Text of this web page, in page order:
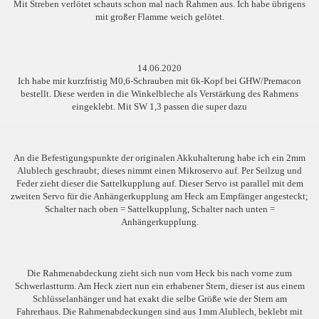
Mit Streben verlötet schauts schon mal nach Rahmen aus. Ich habe übrigens
mit großer Flamme weich gelötet.
14.06.2020
Ich habe mir kurzfristig M0,6-Schrauben mit 6k-Kopf bei GHW/Premacon
bestellt. Diese werden in die Winkelbleche als Verstärkung des Rahmens
eingeklebt. Mit SW 1,3 passen die super dazu
An die Befestigungspunkte der originalen Akkuhalterung habe ich ein 2mm
Alublech geschraubt; dieses nimmt einen Mikroservo auf. Per Seilzug und
Feder zieht dieser die Sattelkupplung auf. Dieser Servo ist parallel mit dem
zweiten Servo für die Anhängerkupplung am Heck am Empfänger angesteckt;
Schalter nach oben = Sattelkupplung, Schalter nach unten =
Anhängerkupplung.
Die Rahmenabdeckung zieht sich nun vom Heck bis nach vorne zum
Schwerlastturm. Am Heck ziert nun ein erhabener Stern, dieser ist aus einem
Schlüsselanhänger und hat exakt die selbe Größe wie der Stern am
Fahrerhaus. Die Rahmenabdeckungen sind aus 1mm Alublech, beklebt mit